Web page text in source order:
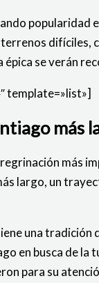
popularidad
difíciles,
se verán
template=»list»]
más
largo, un
una
en busca de
para su